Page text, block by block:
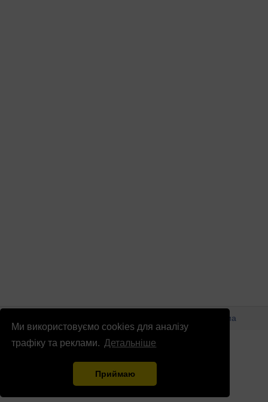
Ми використовуємо cookies для аналізу
трафіку та реклами. Детальніше
Приймаю
Реклама
info@patrioty.org.ua